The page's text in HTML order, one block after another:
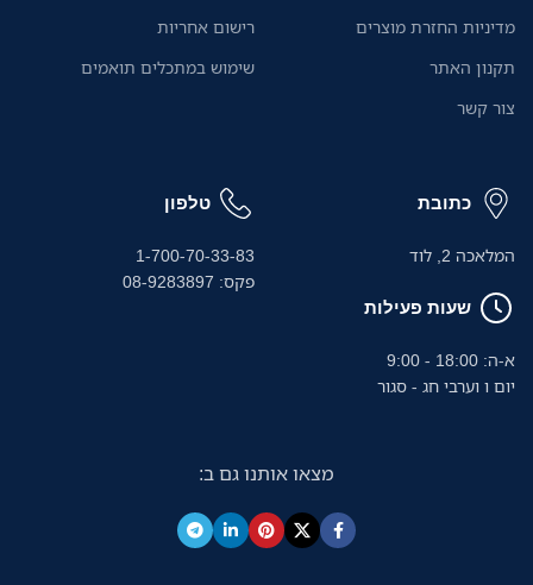
מדיניות החזרת מוצרים
תקנון האתר
צור קשר
רישום אחריות
שימוש במתכלים תואמים
כתובת
המלאכה 2, לוד
שעות פעילות
א-ה: 18:00 - 9:00
יום ו וערבי חג - סגור
טלפון
1-700-70-33-83
פקס: 08-9283897
מצאו אותנו גם ב: